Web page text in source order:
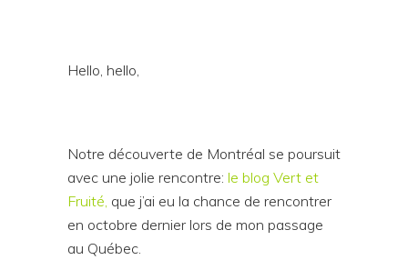
Hello, hello,
Notre découverte de Montréal se poursuit
avec une jolie rencontre: le blog Vert et
Fruité, que j’ai eu la chance de rencontrer
en octobre dernier lors de mon passage
au Québec.